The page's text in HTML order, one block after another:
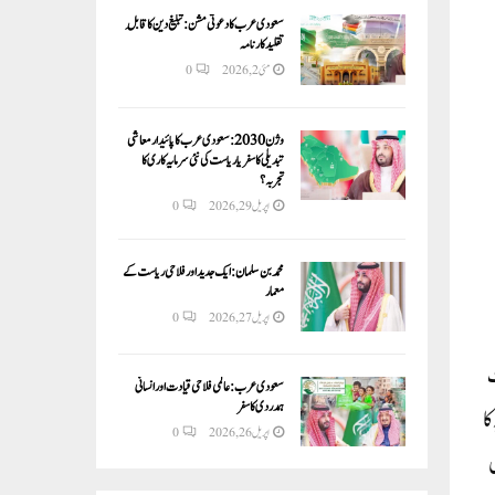
کا
سعودی عرب کا دعوتی مشن: تبلیغ دین کا قابلِ
تقلید کارنامہ
مئی 2, 2026 0
وژن 2030:سعودی عرب کا پائیدار معاشی
تبدیلی کا سفر یا ریاست کی نئی سرمایہ کاری کا
تجربہ؟
اپریل 29, 2026 0
محمد بن سلمان: ایک جدید اور فلاحی ریاست کے
معمار
اپریل 27, 2026 0
سعودی عرب: عالمی فلاحی قیادت اور انسانی
ہمدردی کا سفر
اپریل 26, 2026 0